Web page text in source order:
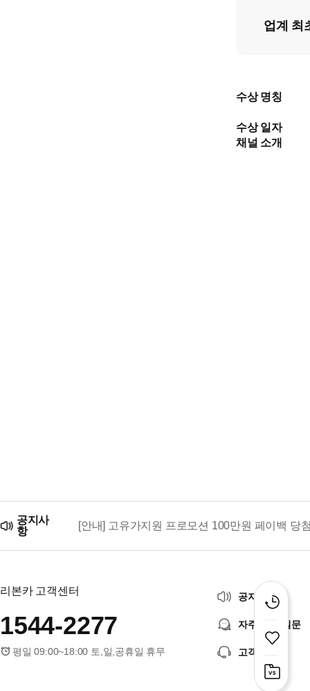
업계 최
수상 명칭
수상 일자
채널 소개
공지사
항
[안내] 고유가지원 프로모션 100만원 페이백 당
리본카 고객센터
1544-2277
평일 09:00~18:00 토,일,공휴일 휴무
공지사항
자주 묻는 질문
고객센터